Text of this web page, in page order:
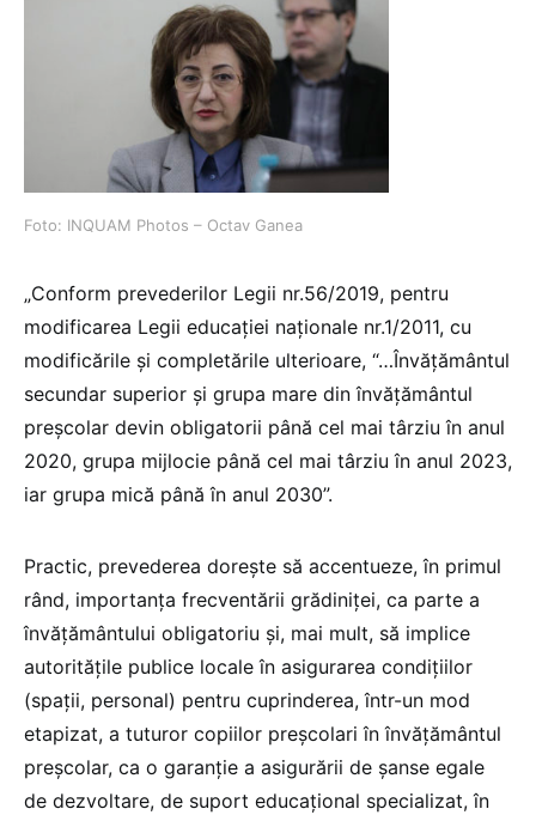
Foto: INQUAM Photos – Octav Ganea
„Conform prevederilor Legii nr.56/2019, pentru
modificarea Legii educației naționale nr.1/2011, cu
modificările și completările ulterioare, “…Învățământul
secundar superior și grupa mare din învățământul
preșcolar devin obligatorii până cel mai târziu în anul
2020, grupa mijlocie până cel mai târziu în anul 2023,
iar grupa mică până în anul 2030”.
Practic, prevederea dorește să accentueze, în primul
rând, importanța frecventării grădiniței, ca parte a
învățământului obligatoriu și, mai mult, să implice
autoritățile publice locale în asigurarea condițiilor
(spații, personal) pentru cuprinderea, într-un mod
etapizat, a tuturor copiilor preșcolari în învățământul
preșcolar, ca o garanție a asigurării de șanse egale
de dezvoltare, de suport educațional specializat, în